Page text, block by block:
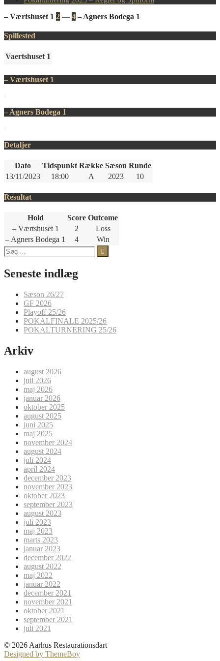
– Værtshuset 1 2 — 4 – Agners Bodega 1
Spillested
Vaertshuset 1
– Værtshuset 1
– Agners Bodega 1
Detaljer
Dato Tidspunkt Række Sæson Runde
13/11/2023
18:00 A 2023 10
Resultat
Hold Score Outcome
– Værtshuset 1
2
Loss
– Agners Bodega 1
4
Win
Søg
efter:
Seneste indlæg
Sæson 26/27
GF 2026
Playoff 25/26
POKALFINALE 2025/26
POKALTURNERING 25/26
Arkiv
august 2026
juli 2026
maj 2026
januar 2026
oktober 2025
august 2025
juni 2025
maj 2025
november 2024
august 2024
juli 2024
april 2024
december 2023
november 2023
oktober 2023
september 2023
august 2023
juli 2023
maj 2023
marts 2023
januar 2023
december 2022
august 2022
maj 2022
januar 2022
december 2021
november 2021
oktober 2021
september 2021
juli 2021
© 2026 Aarhus Restaurationsdart
Designed by ThemeBoy